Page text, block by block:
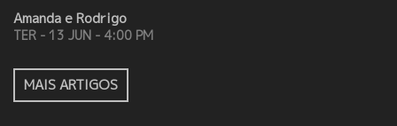
Amanda e Rodrigo
TER - 13 JUN - 4:00 PM
MAIS ARTIGOS